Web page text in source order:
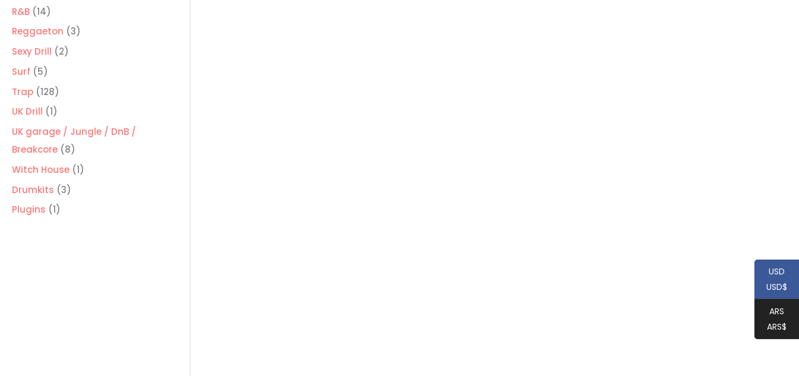
productos
R&B 1414
productos
Reggaeton 33
Sexy Drill 22
Surf 55
productos
Trap 128128
productos
UK Drill 11
producto
UK garage / Jungle / DnB /
Breakcore
88
productos
Witch House 11
Drumkits 33
Plugins 11
USD
USD$
ARS
ARS$